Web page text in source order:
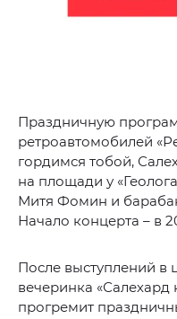
Праздничную
ретроавтомобилей
гордимся тобой,
на площади у
Митя Фомин и
Начало концерта – в
После выступлений в
вечеринка «Салехард
прогремит